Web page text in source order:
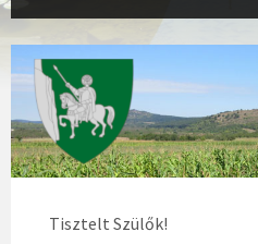
Tisztelt Szülők!